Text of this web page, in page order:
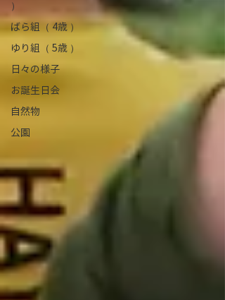
）
ばら組（ 4歳 ）
ゆり組（ 5歳 ）
日々の様子
お誕生日会
自然物
公園